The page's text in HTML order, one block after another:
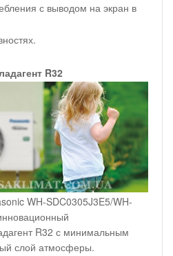
с выводом на экран в
R32
WH-SDC0305J3E5/WH-
R32 с минимальным
слой атмосферы.